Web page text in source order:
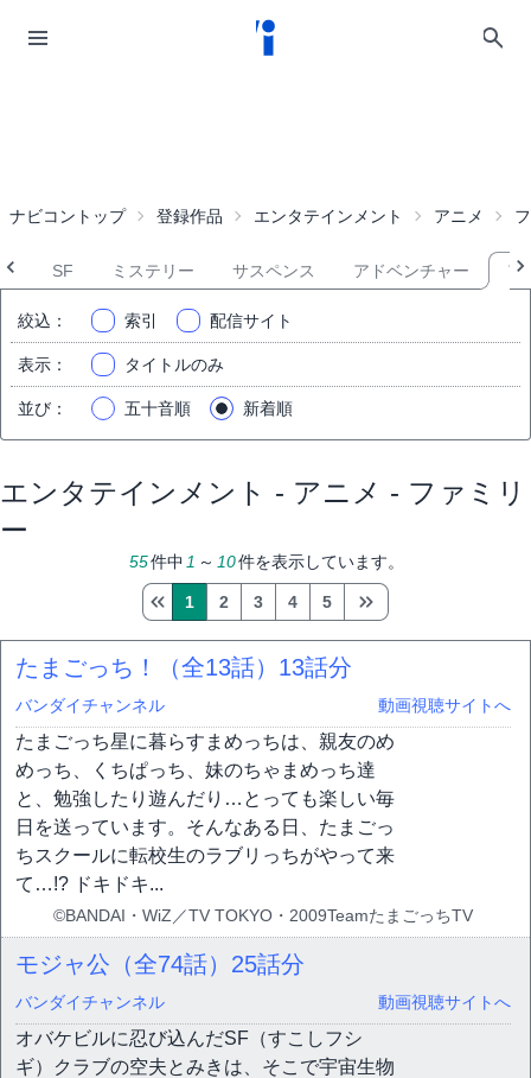
ナビコントップ 登録作品 エンタテインメント アニメ
SF ミステリー サスペンス アドベンチャー フ
絞込 ： 索引 配信サイト
表示 ： タイトルのみ
並び ： 五十音順 新着順
エンタテインメント - アニメ - ファミリ
ー
55件中 1 ～ 10件を表示しています。
1 2 3 4 5
たまごっち！（全13話） 13話分
バンダイチャンネル 動画視聴サイトへ
たまごっち星に暮らすまめっちは、親友のめ
めっち、くちぱっち、妹のちゃまめっち達
と、勉強したり遊んだり…とっても楽しい毎
日を送っています。そんなある日、たまごっ
ちスクールに転校生のラブリっちがやって来
て…!? ドキドキ...
©BANDAI・WiZ／TV TOKYO・2009TeamたまごっちTV
モジャ公（全74話） 25話分
バンダイチャンネル 動画視聴サイトへ
オバケビルに忍び込んだSF（すこしフシ
ギ）クラブの空夫とみきは、そこで宇宙生物